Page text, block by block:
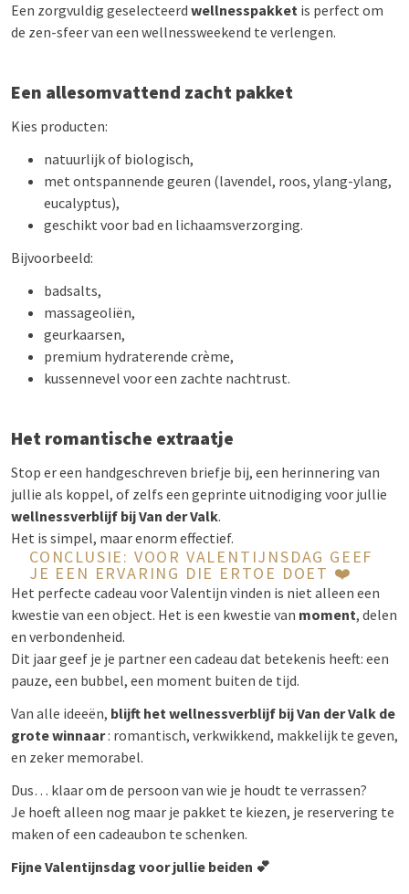
Een zorgvuldig geselecteerd wellnesspakket is perfect om
de zen-sfeer van een wellnessweekend te verlengen.
Een allesomvattend zacht pakket
Kies producten:
natuurlijk of biologisch,
met ontspannende geuren (lavendel, roos, ylang-ylang,
eucalyptus),
geschikt voor bad en lichaamsverzorging.
Bijvoorbeeld:
badsalts,
massageoliën,
geurkaarsen,
premium hydraterende crème,
kussennevel voor een zachte nachtrust.
Het romantische extraatje
Stop er een handgeschreven briefje bij, een herinnering van
jullie als koppel, of zelfs een geprinte uitnodiging voor jullie
wellnessverblijf bij Van der Valk.
Het is simpel, maar enorm effectief.
CONCLUSIE: VOOR VALENTIJNSDAG GEEF
JE EEN ERVARING DIE ERTOE DOET ❤️
Het perfecte cadeau voor Valentijn vinden is niet alleen een
kwestie van een object. Het is een kwestie van moment, delen
en verbondenheid.
Dit jaar geef je je partner een cadeau dat betekenis heeft: een
pauze, een bubbel, een moment buiten de tijd.
Van alle ideeën, blijft het wellnessverblijf bij Van der Valk de
grote winnaar: romantisch, verkwikkend, makkelijk te geven,
en zeker memorabel.
Dus… klaar om de persoon van wie je houdt te verrassen?
Je hoeft alleen nog maar je pakket te kiezen, je reservering te
maken of een cadeaubon te schenken.
Fijne Valentijnsdag voor jullie beiden 💕